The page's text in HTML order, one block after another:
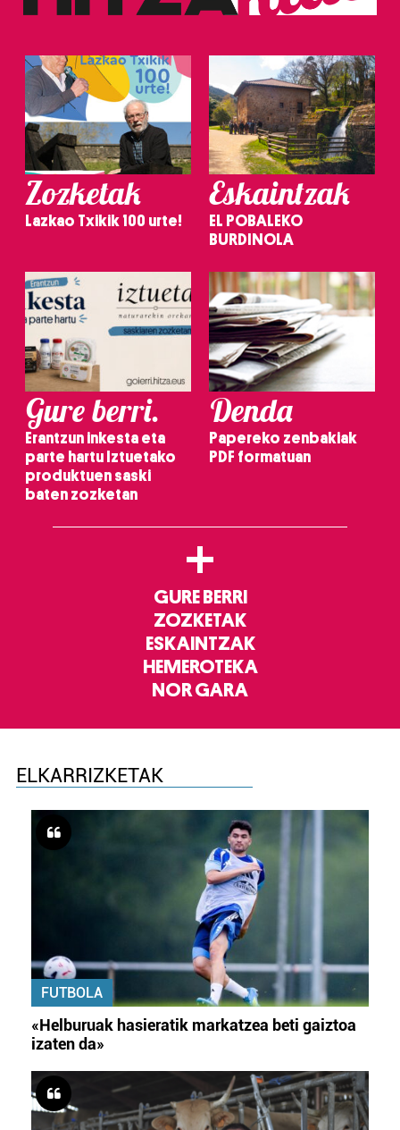
Zozketak
Lazkao Txikik 100 urte!
Eskaintzak
EL POBALEKO
BURDINOLA
Gure berri.
Erantzun inkesta eta
parte hartu Iztuetako
produktuen saski
baten zozketan
Denda
Papereko zenbakiak
PDF formatuan
+
GURE BERRI
ZOZKETAK
ESKAINTZAK
HEMEROTEKA
NOR GARA
ELKARRIZKETAK
FUTBOLA
«Helburuak hasieratik markatzea beti gaiztoa
izaten da»